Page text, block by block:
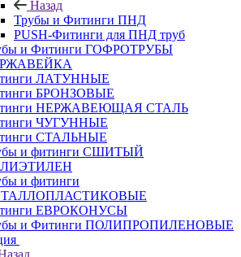
Назад
Трубы и Фитинги ПНД
PUSH-Фитинги для ПНД труб
и Фитинги ГОФРОТРУБЫ
ЛАТУННЫЕ
БРОНЗОВЫЕ
НЕРЖАВЕЮЩАЯ СТАЛЬ
ЧУГУННЫЕ
СТАЛЬНЫЕ
и фитинги СШИТЫЙ
и фитинги
ЕВРОКОНУСЫ
и Фитинги ПОЛИПРОПИЛЕНОВЫЕ